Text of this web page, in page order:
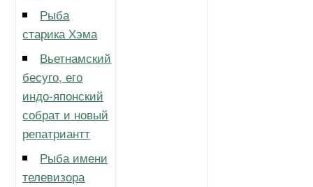
Рыба
старика Хэма
Вьетнамский
бесуго, его
индо-японский
собрат и новый
репатриантт
Рыба имени
телевизора